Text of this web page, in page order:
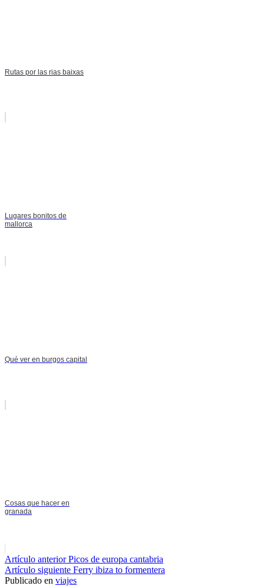
Rutas por las rias baixas
Lugares bonitos de
mallorca
Qué ver en burgos capital
Cosas que hacer en
granada
Seguir
leyendo
Artículo anteriorPicos de europa cantabria
Artículo siguiente Ferry ibiza to formentera
Publicado en viajes